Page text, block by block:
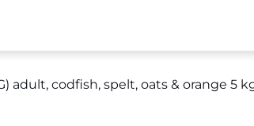
adult, codfish, spelt, oats & orange 5